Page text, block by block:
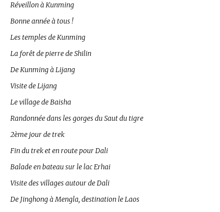
Réveillon à Kunming
Bonne année à tous !
Les temples de Kunming
La forêt de pierre de Shilin
De Kunming à Lijang
Visite de Lijang
Le village de Baisha
Randonnée dans les gorges du Saut du tigre
2ème jour de trek
Fin du trek et en route pour Dali
Balade en bateau sur le lac Erhai
Visite des villages autour de Dali
De Jinghong à Mengla, destination le Laos